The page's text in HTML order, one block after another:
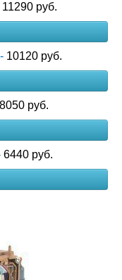
11290 руб.
10120 руб.
8050 руб.
6440 руб.